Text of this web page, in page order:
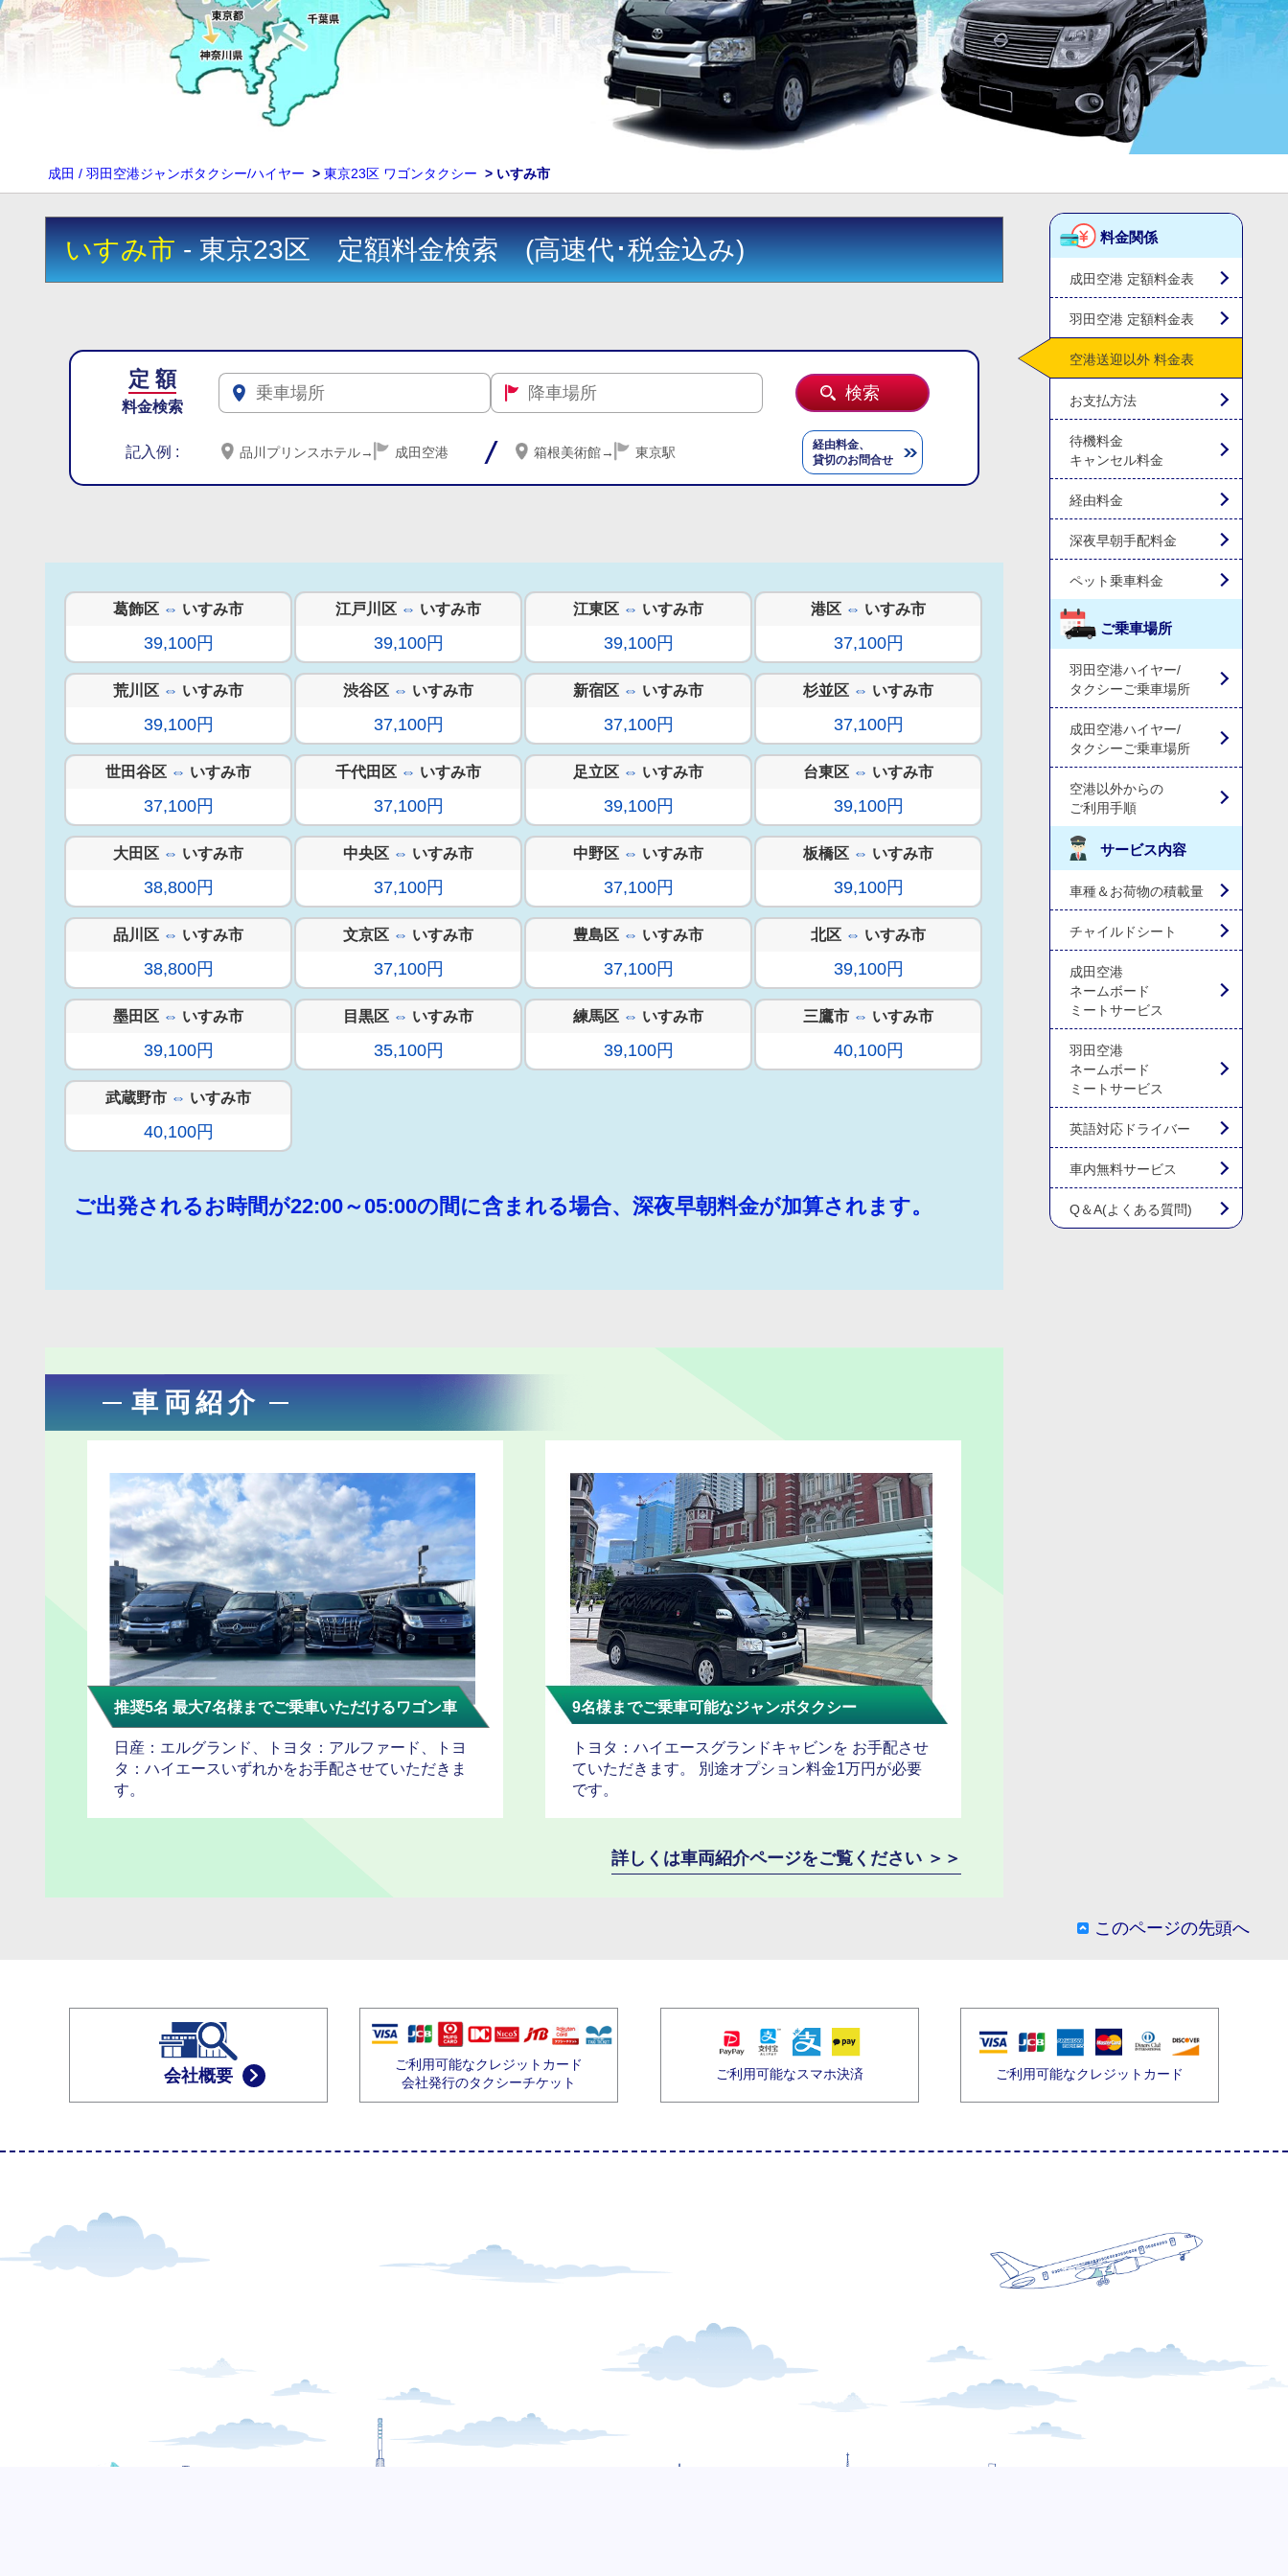
成田 / 羽田空港ジャンボタクシー/ハイヤー > 東京23区 ワゴンタクシー > いすみ市
いすみ市- 東京23区 定額料金検索 (高速代･税金込み)
定 額
料金検索
記入例 : 品川プリンスホテル→ 成田空港 箱根美術館→ 東京駅
経由料金、
貸切のお問合せ
葛飾区 ⇔ いすみ市
39,100円
江戸川区 ⇔ いすみ市
39,100円
江東区 ⇔ いすみ市
39,100円
港区 ⇔ いすみ市
37,100円
荒川区 ⇔ いすみ市
39,100円
渋谷区 ⇔ いすみ市
37,100円
新宿区 ⇔ いすみ市
37,100円
杉並区 ⇔ いすみ市
37,100円
世田谷区 ⇔ いすみ市
37,100円
千代田区 ⇔ いすみ市
37,100円
足立区 ⇔ いすみ市
39,100円
台東区 ⇔ いすみ市
39,100円
大田区 ⇔ いすみ市
38,800円
中央区 ⇔ いすみ市
37,100円
中野区 ⇔ いすみ市
37,100円
板橋区 ⇔ いすみ市
39,100円
品川区 ⇔ いすみ市
38,800円
文京区 ⇔ いすみ市
37,100円
豊島区 ⇔ いすみ市
37,100円
北区 ⇔ いすみ市
39,100円
墨田区 ⇔ いすみ市
39,100円
目黒区 ⇔ いすみ市
35,100円
練馬区 ⇔ いすみ市
39,100円
三鷹市 ⇔ いすみ市
40,100円
武蔵野市 ⇔ いすみ市
40,100円
ご出発されるお時間が22:00～05:00の間に含まれる場合、深夜早朝料金が加算されます。
車両紹介
推奨5名 最大7名様までご乗車いただけるワゴン車
日産：エルグランド、トヨタ：アルファード、トヨ
タ：ハイエースいずれかをお手配させていただきま
す。
9名様までご乗車可能なジャンボタクシー
トヨタ：ハイエースグランドキャビンを お手配させ
ていただきます。 別途オプション料金1万円が必要
です。
詳しくは車両紹介ページをご覧ください ＞＞
料金関係
成田空港 定額料金表
羽田空港 定額料金表
空港送迎以外 料金表
お支払方法
待機料金
キャンセル料金
経由料金
深夜早朝手配料金
ペット乗車料金
ご乗車場所
羽田空港ハイヤー/
タクシーご乗車場所
成田空港ハイヤー/
タクシーご乗車場所
空港以外からの
ご利用手順
サービス内容
車種＆お荷物の積載量
チャイルドシート
成田空港
ネームボード
ミートサービス
羽田空港
ネームボード
ミートサービス
英語対応ドライバー
車内無料サービス
Q＆A(よくある質問)
このページの先頭へ
会社概要
ご利用可能なクレジットカード
会社発行のタクシーチケット
ご利用可能なスマホ決済 ご利用可能なクレジットカード